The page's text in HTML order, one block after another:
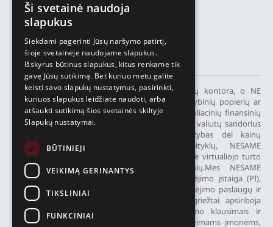
Privatumo politika
Slapukų politika
Visos teisės saugomos © 2026
„ECOVIS ProventusLaw“ (Ecovis.lt) yra advokatų kontora, o NE
finansinių paslaugų teikėja. Mes nesiūlome vertybinių popierių ar
galimybės jais prekiauti, taip pat sudėtingų spekuliacinių finansinių
produktų, įskaitant CFD, tęstinius neatidėliotinus valiutų sandorius
(angl. rolling spot forex) ar finansines lažybas dėl kainų
skirtumo.Mes nevaldome kriptovaliutų keityklų, NESAME
kriptoturto paslaugų teikėjas (CASP) ir neteikiame virtualiojo turto
programinių ar aparatinės įrangos piniginių.Mes NESAME
elektroninių pinigų įstaiga (EMI), NESAME mokėjimo įstaiga (PI),
neleidžiame elektroninių pinigų, neteikiame mokėjimo paslaugų ir
nesuteikiame IBAN sąskaitų.Mūsų paslaugos griežtai apsiriboja
teisinėmis konsultacijomis, pagalba licencijavimo klausimais ir
konsultacijomis dėl atitikties teisės aktų reikalavimams įmonėms,
РУССКИЙ
中文（简体
Ši svetainė naudoja
slapukus
Siekdami pagerinti Jūsų naršymo patirtį,
šioje svetainėje naudojame slapukus.
Išskyrus būtinus slapukus, kitus renkame tik
gavę Jūsų sutikimą. Bet kuriuo metu galite
keisti savo slapukų nustatymus, pasirinkti,
kuriuos slapukus leidžiate naudoti, arba
atšaukti sutikimą šios svetainės skiltyje
Slapukų nustatymai.
BŪTINIEJI
VEIKIMĄ GERINANTYS
TIKSLINIAI
FUNKCINIAI